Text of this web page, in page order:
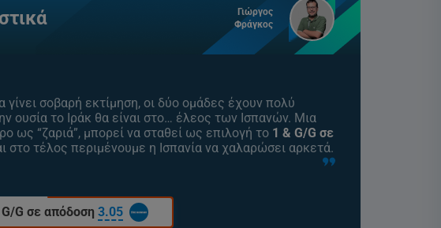
Γιώργος
Φράγκος
γίνει σοβαρή εκτίμηση, οι δύο ομάδες έχουν πολύ
ουσία το Ιράκ θα είναι στο… έλεος των Ισπανών. Μια
ως “ζαριά”, μπορεί να σταθεί ως επιλογή το 1 & G/G σε
στο τέλος περιμένουμε η Ισπανία να χαλαρώσει αρκετά.
G σε απόδοση 3.05